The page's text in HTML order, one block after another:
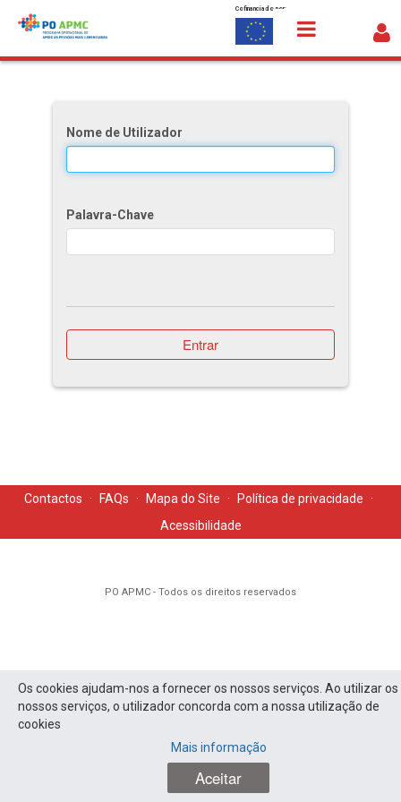
Saltar para o conteúdo
Os cookies ajudam-nos a fornecer os nossos serviços. Ao utilizar os
nossos serviços, o utilizador concorda com a nossa utilização de
cookies
Mais informação
Aceitar
Cofinanciado por:
Nome de Utilizador
Palavra-Chave
Entrar
Contactos · FAQs · Mapa do Site · Política de privacidade
·
Acessibilidade
PO APMC - Todos os direitos reservados